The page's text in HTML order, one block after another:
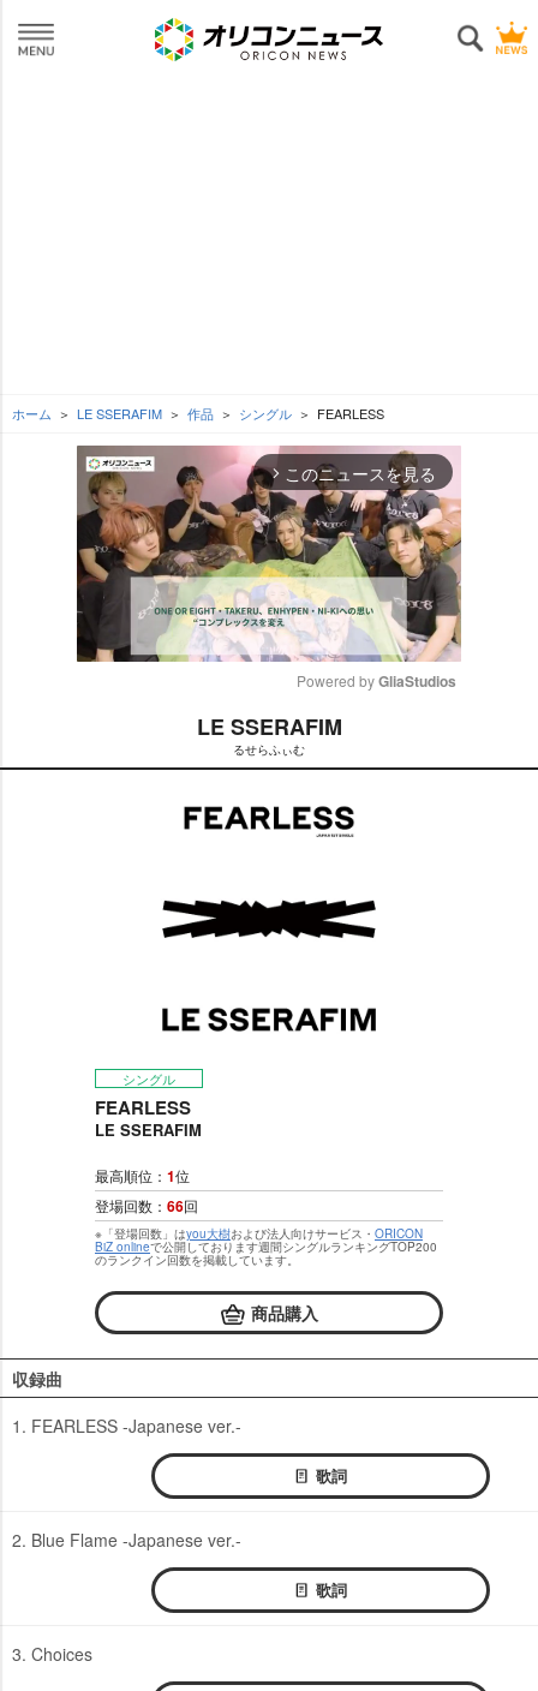
ホーム LE SSERAFIM 作品 シングル FEARLESS
arrow_forward_ios このニュースを見る
t
Powered by GliaStudios
LE SSERAFIM
るせらふぃむ
シングル
FEARLESS
LE SSERAFIM
最高順位： 1位
登場回数： 66回
※「登場回数」はyou大樹および法人向けサービス・ ORICON
BiZ onlineで公開しております週間シングルランキングTOP200
のランクイン回数を掲載しています。
商品購入
収録曲
1. FEARLESS -Japanese ver.-
歌詞
2. Blue Flame -Japanese ver.-
歌詞
3. Choices